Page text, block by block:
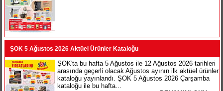
ŞOK 5 Ağustos 2026 Aktüel Ürünler Kataloğu
ŞOK'ta bu hafta 5 Ağustos ile 12 Ağustos 2026 tarihleri
arasında geçerli olacak Ağustos ayının ilk aktüel ürünler
kataloğu yayınlandı. ŞOK 5 Ağustos 2026 Çarşamba
kataloğu ile bu hafta...